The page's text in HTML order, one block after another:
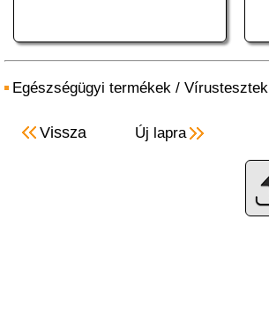
Egészségügyi termékek / Vírustesztek
Vissza Új lapra